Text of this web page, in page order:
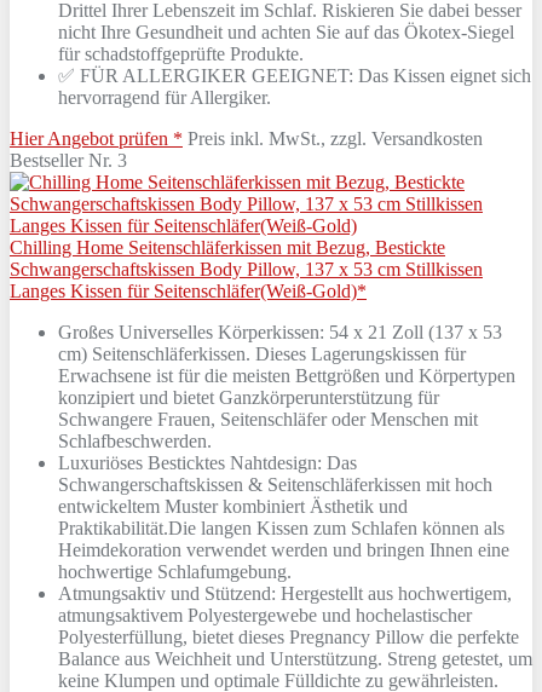
Drittel Ihrer Lebenszeit im Schlaf. Riskieren Sie dabei besser
nicht Ihre Gesundheit und achten Sie auf das Ökotex-Siegel
für schadstoffgeprüfte Produkte.
✅ FÜR ALLERGIKER GEEIGNET: Das Kissen eignet sich
hervorragend für Allergiker.
Hier Angebot prüfen * Preis inkl. MwSt., zzgl. Versandkosten
Bestseller Nr. 3
Chilling Home Seitenschläferkissen mit Bezug, Bestickte
Schwangerschaftskissen Body Pillow, 137 x 53 cm Stillkissen
Langes Kissen für Seitenschläfer(Weiß-Gold)*
Großes Universelles Körperkissen: 54 x 21 Zoll (137 x 53
cm) Seitenschläferkissen. Dieses Lagerungskissen für
Erwachsene ist für die meisten Bettgrößen und Körpertypen
konzipiert und bietet Ganzkörperunterstützung für
Schwangere Frauen, Seitenschläfer oder Menschen mit
Schlafbeschwerden.
Luxuriöses Besticktes Nahtdesign: Das
Schwangerschaftskissen & Seitenschläferkissen mit hoch
entwickeltem Muster kombiniert Ästhetik und
Praktikabilität.Die langen Kissen zum Schlafen können als
Heimdekoration verwendet werden und bringen Ihnen eine
hochwertige Schlafumgebung.
Atmungsaktiv und Stützend: Hergestellt aus hochwertigem,
atmungsaktivem Polyestergewebe und hochelastischer
Polyesterfüllung, bietet dieses Pregnancy Pillow die perfekte
Balance aus Weichheit und Unterstützung. Streng getestet, um
keine Klumpen und optimale Fülldichte zu gewährleisten.